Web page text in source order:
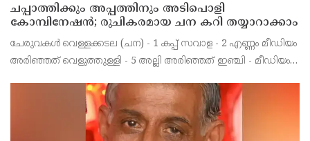
ചപ്പാത്തിക്കും അപ്പത്തിനും അടിപൊളി
കോമ്പിനേഷൻ; രുചികരമായ ചന കറി തയ്യാറാക്കാം
ചേരുവകൾ വെള്ളക്കടല (ചന) - 1 കപ്പ് സവാള - 2 എണ്ണം മീഡിയം
അരിഞ്ഞത് വെളുത്തുള്ളി - 5 അല്ലി അരിഞ്ഞത് ഇഞ്ചി - മീഡിയം